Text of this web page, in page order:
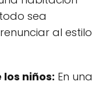
sea
al estilo
niños: En una